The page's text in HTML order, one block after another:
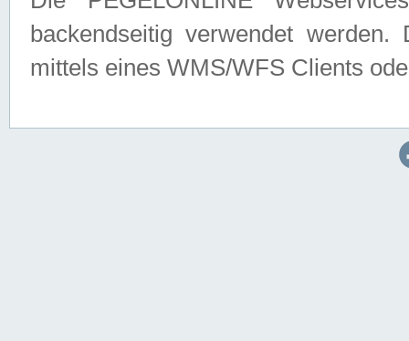
backendseitig verwendet
mittels eines WMS/WFS Clients